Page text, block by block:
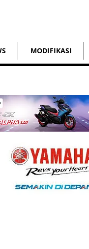
MODIFIKASI